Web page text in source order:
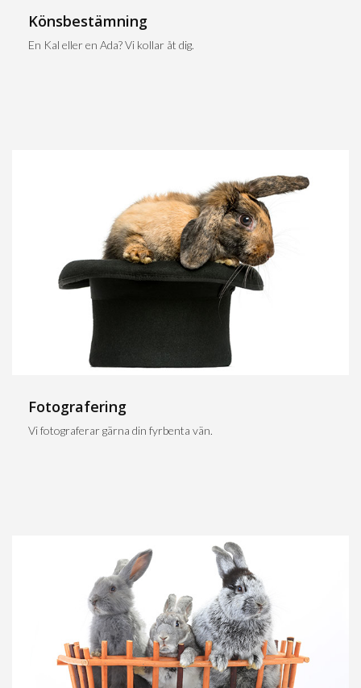
Könsbestämning
En Kal eller en Ada? Vi kollar åt dig.
Fotografering
Vi fotograferar gärna din fyrbenta vän.